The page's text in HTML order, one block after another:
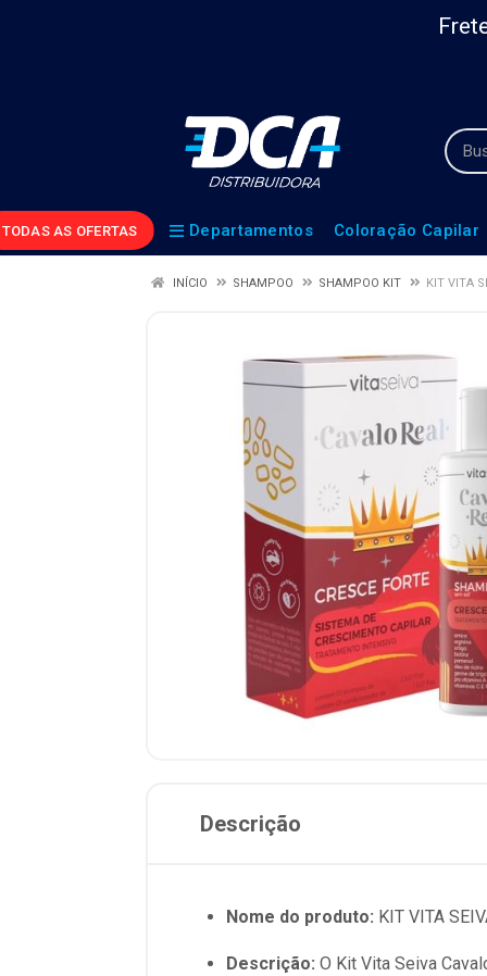
TODAS AS OFERTAS Departamentos Coloração Capilar
INÍCIO SHAMPOO SHAMPOO KIT KIT VITA
Descrição
Nome do produto: KIT VITA
Descrição: O Kit Vita Seiva